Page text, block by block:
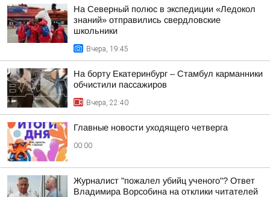
На Северный полюс в экспедиции «Ледокол
знаний» отправились свердловские
школьники
Вчера, 19:45
На борту Екатеринбург – Стамбул карманники
обчистили пассажиров
Вчера, 22:40
Главные новости уходящего четверга
00:00
Журналист "пожалел убийц ученого"? Ответ
Владимира Ворсобина на отклики читателей